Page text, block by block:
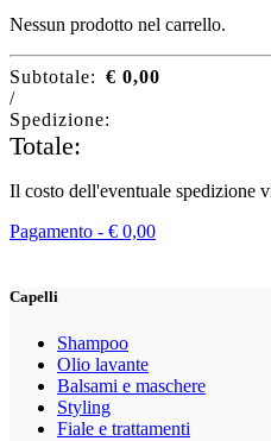
Nessun prodotto nel carrello.
Subtotale: € 0,00
/
Spedizione:
Totale:
Il costo dell'eventuale spedizione
Pagamento - € 0,00
Capelli
Shampoo
Olio lavante
Balsami e maschere
Styling
Fiale e trattamenti